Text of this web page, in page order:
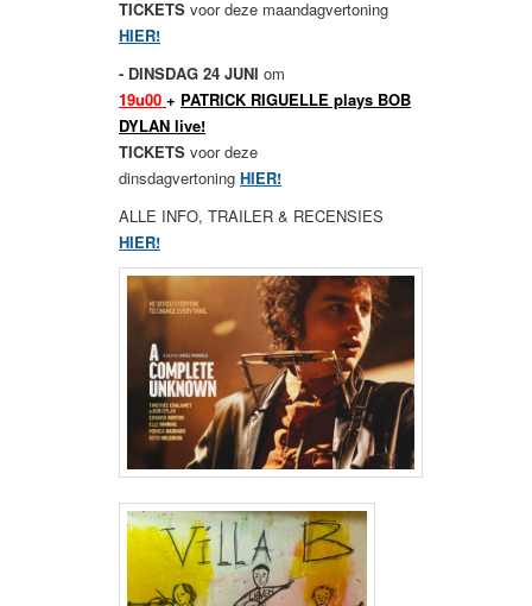
TICKETS voor deze maandagvertoning
HIER!
- DINSDAG 24 JUNI om
19u00 + PATRICK RIGUELLE plays BOB
DYLAN live!
TICKETS voor deze
dinsdagvertoning HIER!
ALLE INFO, TRAILER & RECENSIES
HIER!